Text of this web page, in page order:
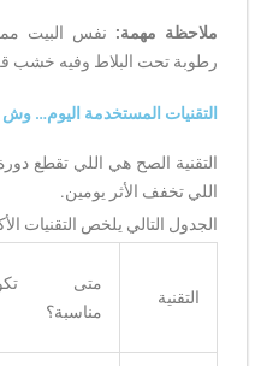
ملاحظة مهمة: نفس البيت
رطوبة تحت البلاط وفيه خشب
التقنيات المستخدمة اليوم…
التقنية الصح هي اللي تقطع
اللي تخفف الأثر يومين.
الجدول التالي يلخص التقنيات
التقنية
متى
مناسبة؟